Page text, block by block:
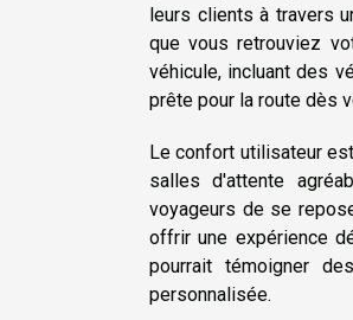
leurs clients à travers
que vous retrouviez
véhicule, incluant des
prête pour la route dès
Le confort utilisateur
salles d'attente
voyageurs de se
offrir une expérience
pourrait témoigner
personnalisée.